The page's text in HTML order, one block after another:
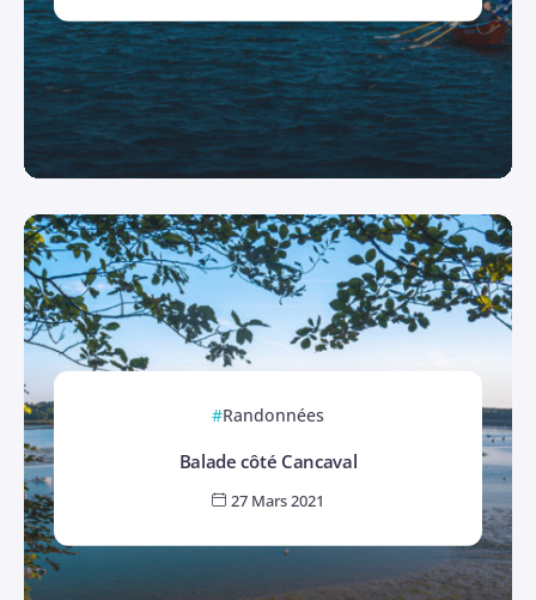
Randonnées
Balade côté Cancaval
27 Mars 2021